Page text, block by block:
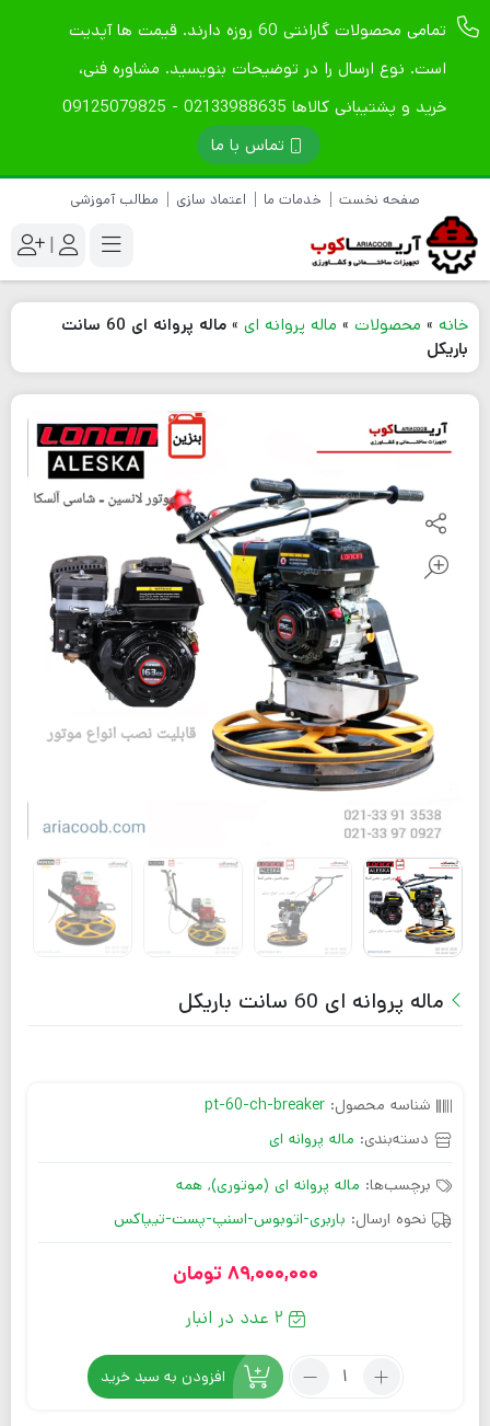
تمامی محصولات گارانتی 60 روزه دارند. قیمت ها آپدیت
است. نوع ارسال را در توضیحات بنویسید. مشاوره فنی،
خرید و پشتیبانی کالاها 02133988635 - 09125079825
تماس با ما
صفحه نخست خدمات ما اعتماد سازی مطالب آموزشی
|
خانه » محصولات » ماله پروانه ای »
ماله پروانه ای 60 سانت
باریکل
ماله پروانه ای 60 سانت باریکل
شناسه محصول: pt-60-ch-breaker
دسته‌بندی: ماله پروانه ای
برچسب‌ها: ماله پروانه ای (موتوری), همه
نحوه ارسال: باربری-اتوبوس-اسنپ-پست-تیپاکس
89,000,000 تومان
2 عدد در انبار
افزودن به سبد خرید